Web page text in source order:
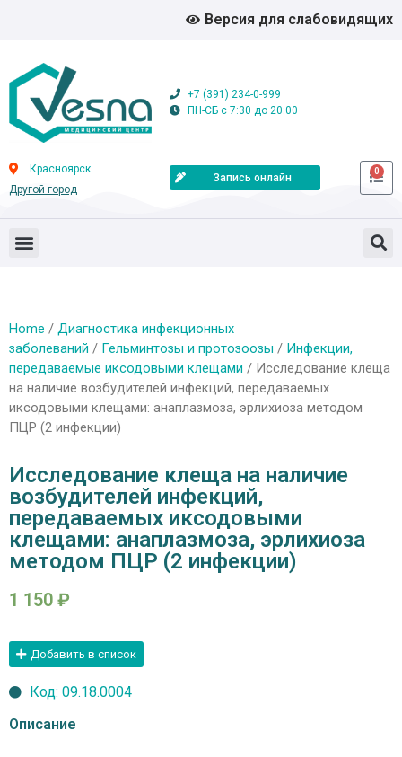
Версия для слабовидящих
+7 (391) 234-0-999
ПН-СБ с 7:30 до 20:00
Красноярск
Другой город
Запись онлайн
0
Home / Диагностика инфекционных
заболеваний / Гельминтозы и протозоозы / Инфекции,
передаваемые иксодовыми клещами / Исследование клеща
на наличие возбудителей инфекций, передаваемых
иксодовыми клещами: анаплазмоза, эрлихиоза методом
ПЦР (2 инфекции)
Исследование клеща на наличие
возбудителей инфекций,
передаваемых иксодовыми
клещами: анаплазмоза, эрлихиоза
методом ПЦР (2 инфекции)
1 150 ₽
Добавить в список
Код: 09.18.0004
Описание